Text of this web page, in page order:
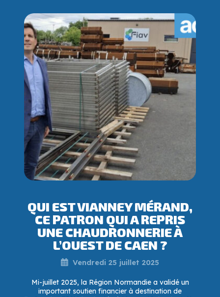
QUI EST VIANNEY MÉRAND,
CE PATRON QUI A REPRIS
UNE CHAUDRONNERIE À
L’OUEST DE CAEN ?
Vendredi 25 juillet 2025
Mi-juillet 2025, la Région Normandie a validé un
important soutien financier à destination de